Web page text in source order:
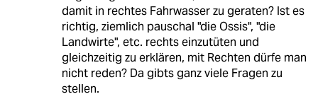
damit in rechtes Fahrwasser zu geraten? Ist es
richtig, ziemlich pauschal "die Ossis", "die
Landwirte", etc. rechts einzutüten und
gleichzeitig zu erklären, mit Rechten dürfe man
nicht reden? Da gibts ganz viele Fragen zu
stellen.